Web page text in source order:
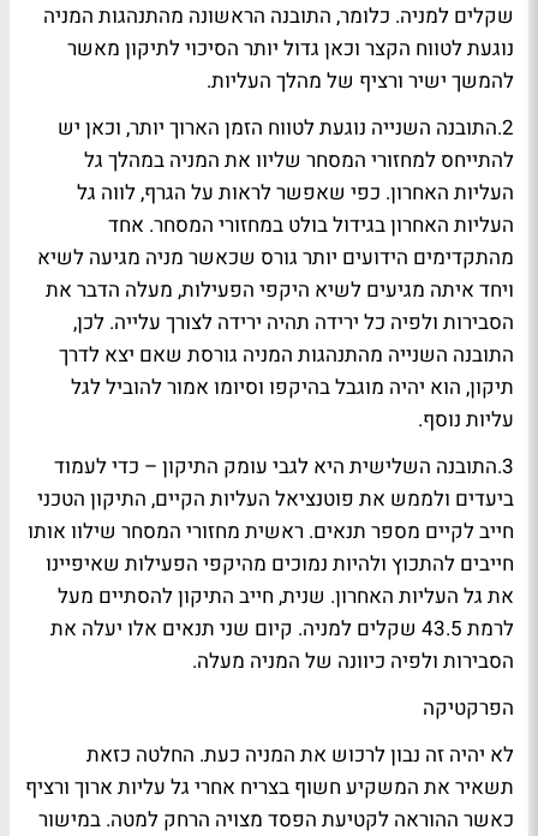
שקלים למניה. כלומר, התובנה הראשונה מהתנהגות המניה
נוגעת לטווח הקצר וכאן גדול יותר הסיכוי לתיקון מאשר
להמשך ישיר ורציף של מהלך העליות.
2.התובנה השנייה נוגעת לטווח הזמן הארוך יותר, וכאן יש
להתייחס למחזורי המסחר שליוו את המניה במהלך גל
העליות האחרון. כפי שאפשר לראות על הגרף, לווה גל
העליות האחרון בגידול בולט במחזורי המסחר. אחד
מהתקדימים הידועים יותר גורס שכאשר מניה מגיעה לשיא
ויחד איתה מגיעים לשיא היקפי הפעילות, מעלה הדבר את
הסבירות ולפיה כל ירידה תהיה ירידה לצורך עלייה. לכן,
התובנה השנייה מהתנהגות המניה גורסת שאם יצא לדרך
תיקון, הוא יהיה מוגבל בהיקפו וסיומו אמור להוביל לגל
עליות נוסף.
3.התובנה השלישית היא לגבי עומק התיקון – כדי לעמוד
ביעדים ולממש את פוטנציאל העליות הקיים, התיקון הטכני
חייב לקיים מספר תנאים. ראשית מחזורי המסחר שילוו אותו
חייבים להתכוץ ולהיות נמוכים מהיקפי הפעילות שאיפיינו
את גל העליות האחרון. שנית, חייב התיקון להסתיים מעל
לרמת 43.5 שקלים למניה. קיום שני תנאים אלו יעלה את
הסבירות ולפיה כיוונה של המניה מעלה.
הפרקטיקה
לא יהיה זה נבון לרכוש את המניה כעת. החלטה כזאת
תשאיר את המשקיע חשוף בצריח אחרי גל עליות ארוך ורציף
כאשר ההוראה לקטיעת הפסד מצויה הרחק למטה. במישור